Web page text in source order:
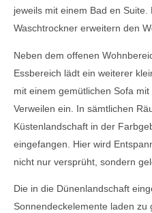
jeweils mit einem Bad en Suite.
Waschtrockner erweitern den
Neben dem offenen
Essbereich lädt ein weiterer
mit einem gemütlichen Sofa
Verweilen ein. In sämtlichen
Küstenlandschaft in der
eingefangen. Hier wird
nicht nur versprüht, sondern
Die in die Dünenlandschaft
Sonnendeckelemente laden zu